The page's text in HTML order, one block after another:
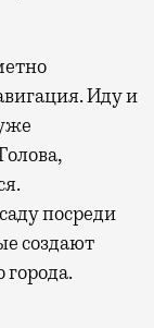
Иду и
посреди
создают